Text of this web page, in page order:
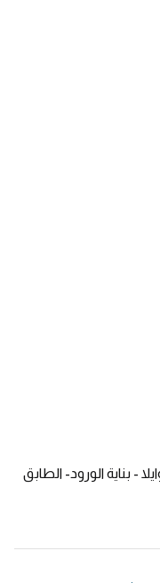
- بناية الورود- الطابق